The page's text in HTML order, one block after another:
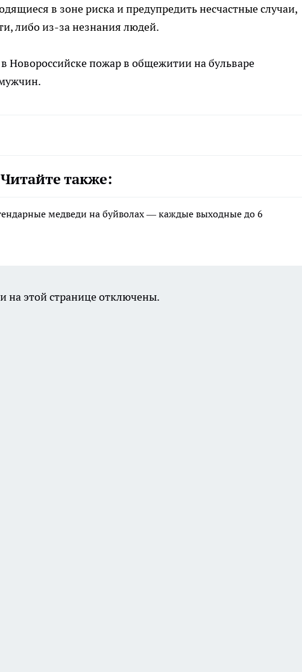
в зоне риска и предупредить несчастные случаи,
либо из-за незнания людей.
Новороссийске пожар в общежитии на бульваре
Читайте также:
медведи на буйволах — каждые выходные до 6
на этой странице отключены.